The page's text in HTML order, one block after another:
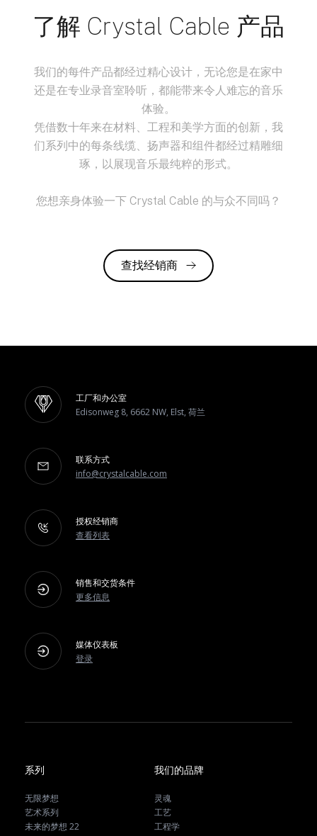
了解 Crystal Cable 产品
我们的每件产品都经过精心设计，无论您是在家中
还是在专业录音室聆听，都能带来令人难忘的音乐
体验。
凭借数十年来在材料、工程和美学方面的创新，我
们系列中的每条线缆、扬声器和组件都经过精雕细
琢，以展现音乐最纯粹的形式。
您想亲身体验一下 Crystal Cable 的与众不同吗？
查找经销商
工厂和办公室
Edisonweg 8, 6662 NW, Elst, 荷兰
联系方式
info@crystalcable.com
授权经销商
查看列表
销售和交货条件
更多信息
媒体仪表板
登录
系列
无限梦想
艺术系列
未来的梦想 22
我们的品牌
灵魂
工艺
工程学